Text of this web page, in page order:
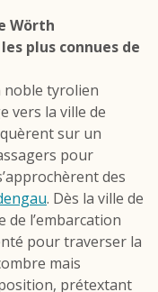
Wörth
plus connues de
noble tyrolien
vers la ville de
sur un
pour
des
. Dès la ville de
de l’embarcation
pour traverser la
mais
prétextant